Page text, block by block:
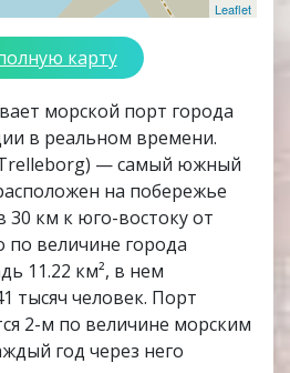
Leaflet
карту
морской порт города
в реальном времени.
— самый южный
на побережье
30 км к юго-востоку от
величине города
11.22 км², в нем
тысяч человек. Порт
2-м по величине морским
год через него